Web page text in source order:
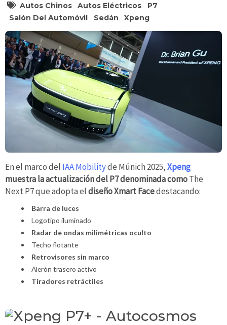
Autos Chinos Autos Eléctricos
P7
Salón Del Automóvil
Sedán Xpeng
En el marco del IAA Mobilityde Múnich 2025,Xpeng
muestra la actualización del P7 denominada comoThe
Next P7 que adopta eldiseño Xmart Facedestacando:
Barra de luces
Logotipo iluminado
Radar de ondas milimétricas oculto
Techo flotante
Retrovisores sin marco
Alerón trasero activo
Tiradores retráctiles